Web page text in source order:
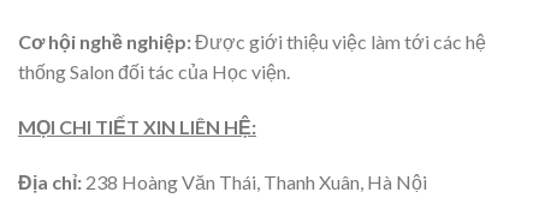
Cơ hội nghề nghiệp:Được giới thiệu việc làm tới các hệ
thống Salon đối tác của Học viện.
MỌI CHI TIẾT XIN LIÊN HỆ:
Địa chỉ: 238 Hoàng Văn Thái, Thanh Xuân, Hà Nội